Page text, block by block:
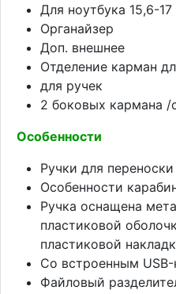
Для ноутбука 15,6-
Органайзер
Доп. внешнее
Отделение карман
для ручек
2 боковых кармана /
Особенности
Ручки для переноски
Особенности
Ручка оснащена
пластиковой
пластиковой
Со встроенным USB-
Файловый